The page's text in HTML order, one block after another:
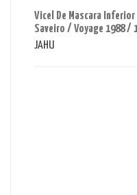
Vicel De Mascara
Saveiro / Voyage 1988 /
JAHU